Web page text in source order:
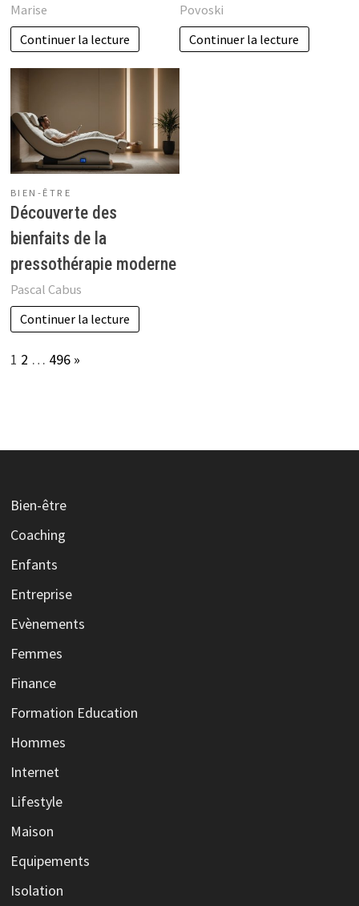
Marise
Continuer la lecture
Povoski
Continuer la lecture
BIEN-ÊTRE
Découverte des
bienfaits de la
pressothérapie moderne
Pascal Cabus
Continuer la lecture
Page:
1 2 … 496 Next
»
Bien-être
Coaching
Enfants
Entreprise
Evènements
Femmes
Finance
Formation Education
Hommes
Internet
Lifestyle
Maison
Equipements
Isolation